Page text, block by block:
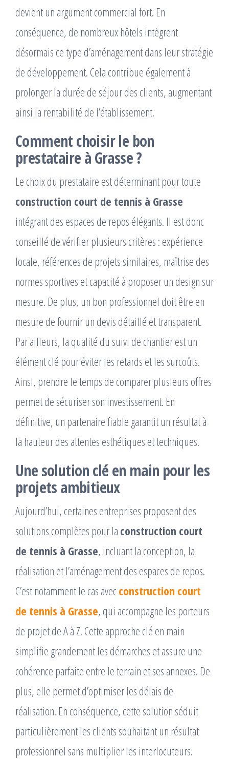
devient un argument commercial fort. En
conséquence, de nombreux hôtels intègrent
désormais ce type d’aménagement dans leur stratégie
de développement. Cela contribue également à
prolonger la durée de séjour des clients, augmentant
ainsi la rentabilité de l’établissement.
Comment choisir le bon
prestataire à Grasse ?
Le choix du prestataire est déterminant pour toute
construction court de tennis à Grasse
intégrant des espaces de repos élégants. Il est donc
conseillé de vérifier plusieurs critères : expérience
locale, références de projets similaires, maîtrise des
normes sportives et capacité à proposer un design sur
mesure. De plus, un bon professionnel doit être en
mesure de fournir un devis détaillé et transparent.
Par ailleurs, la qualité du suivi de chantier est un
élément clé pour éviter les retards et les surcoûts.
Ainsi, prendre le temps de comparer plusieurs offres
permet de sécuriser son investissement. En
définitive, un partenaire fiable garantit un résultat à
la hauteur des attentes esthétiques et techniques.
Une solution clé en main pour les
projets ambitieux
Aujourd’hui, certaines entreprises proposent des
solutions complètes pour la construction court
de tennis à Grasse, incluant la conception, la
réalisation et l’aménagement des espaces de repos.
C’est notamment le cas avec construction court
de tennis à Grasse, qui accompagne les porteurs
de projet de A à Z. Cette approche clé en main
simplifie grandement les démarches et assure une
cohérence parfaite entre le terrain et ses annexes. De
plus, elle permet d’optimiser les délais de
réalisation. En conséquence, cette solution séduit
particulièrement les clients souhaitant un résultat
professionnel sans multiplier les interlocuteurs.